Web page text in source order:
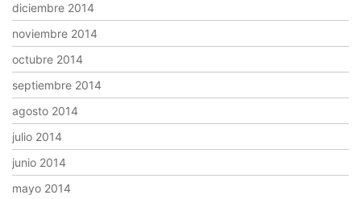
diciembre 2014
noviembre 2014
octubre 2014
septiembre 2014
agosto 2014
julio 2014
junio 2014
mayo 2014